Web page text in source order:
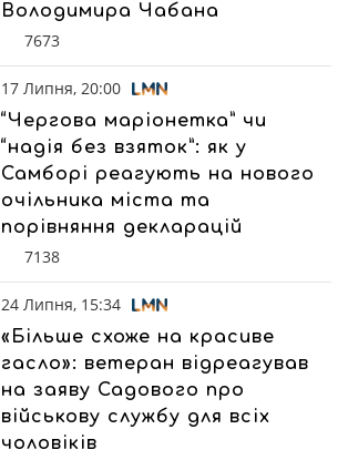
Володимира Чабана
7673
17 Липня, 20:00
“Чергова маріонетка” чи
“надія без взяток”: як у
Самборі реагують на нового
очільника міста та
порівняння декларацій
7138
24 Липня, 15:34
«Більше схоже на красиве
гасло»: ветеран відреагував
на заяву Садового про
військову службу для всіх
чоловіків